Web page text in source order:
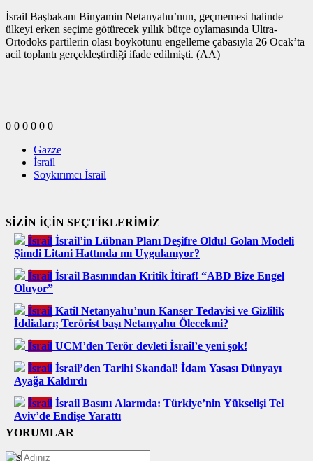
İsrail Başbakanı Binyamin Netanyahu’nun, geçmemesi halinde
ülkeyi erken seçime götürecek yıllık bütçe oylamasında Ultra-
Ortodoks partilerin olası boykotunu engelleme çabasıyla 26 Ocak’ta
acil toplantı gerçekleştirdiği ifade edilmişti. (AA)
0 0 0 0 0 0
Gazze
İsrail
Soykırımcı İsrail
SİZİN İÇİN SEÇTİKLERİMİZ
İsrail İsrail’in Lübnan Planı Deşifre Oldu! Golan Modeli
Şimdi Litani Hattında mı Uygulanıyor?
İsrail İsrail Basınından Kritik İtiraf! “ABD Bize Engel
Oluyor”
İsrail Katil Netanyahu’nun Kanser Tedavisi ve Gizlilik
İddiaları; Terörist başı Netanyahu Ölecekmi?
İsrail UCM’den Terör devleti İsrail’e yeni şok!
İsrail İsrail’den Tarihi Skandal! İdam Yasası Dünyayı
Ayağa Kaldırdı
İsrail İsrail Basını Alarmda: Türkiye’nin Yükselişi Tel
Aviv’de Endişe Yarattı
YORUMLAR